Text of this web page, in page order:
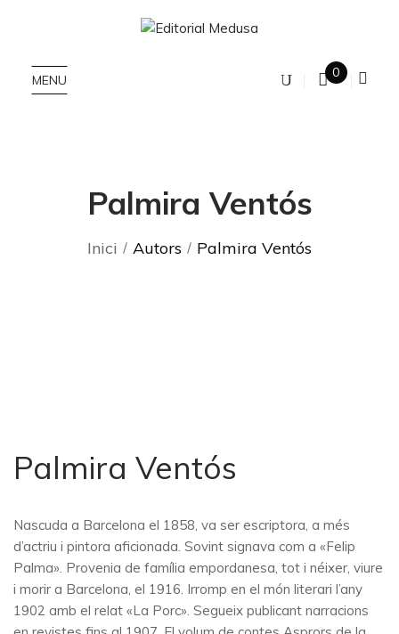
MENU 0
Palmira Ventós
Inici Autors Palmira Ventós
Palmira Ventós
Nascuda a Barcelona el 1858, va ser escriptora, a més
d’actriu i pintora aficionada. Sovint signava com a «Felip
Palma». Provenia de família empordanesa, tot i néixer, viure
i morir a Barcelona, el 1916. Irromp en el món literari l’any
1902 amb el relat «La Porc». Segueix publicant narracions